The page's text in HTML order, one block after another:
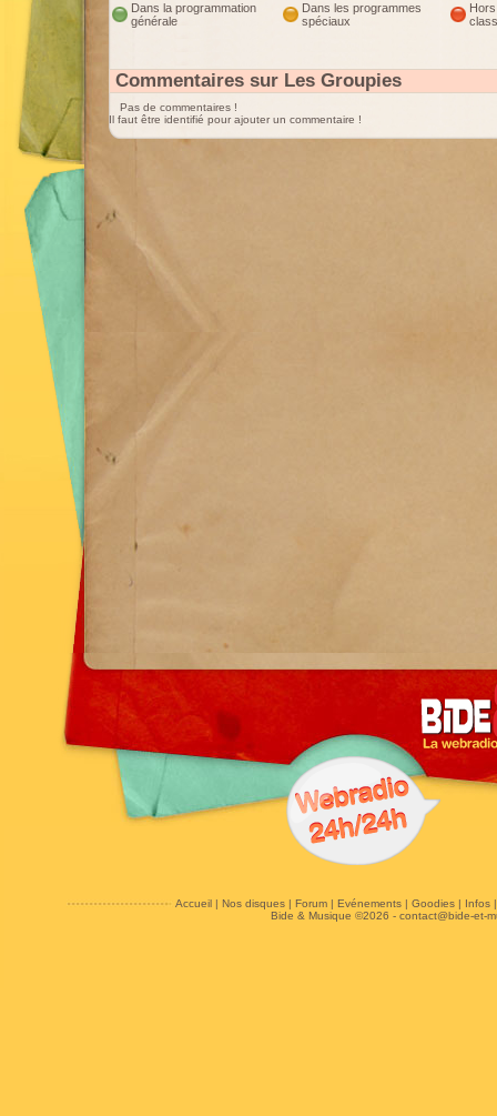
Dans la programmation
générale
Dans les programmes
spéciaux
Hors
Commentaires sur Les Groupies
Pas de commentaires !
Il faut être identifié pour ajouter un commentaire !
Accueil| Nos disques| Forum| Evénements| Goodies| Infos
Bide & Musique ©2026 - contact@bide-et-